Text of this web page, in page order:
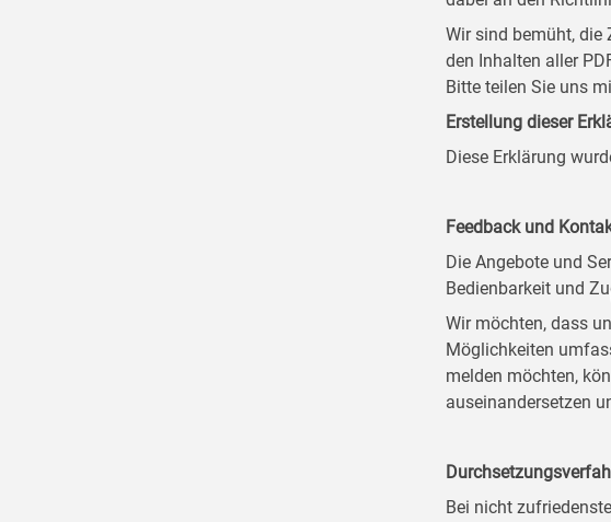
Wir sind bemüht, die
den Inhalten aller
Bitte teilen Sie uns
Erstellung dieser
Diese Erklärung
Feedback und
Die Angebote und
Bedienbarkeit und
Wir möchten, dass
Möglichkeiten
melden möchten,
auseinandersetzen
Bei nicht